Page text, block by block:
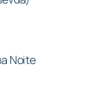
Noite